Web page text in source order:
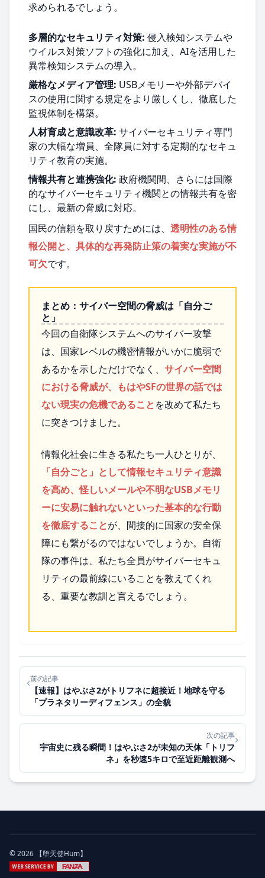
求められるでしょう。
多層的なセキュリティ対策: 侵入検知システムや
ウイルス対策ソフトの強化に加え、AIを活用した
異常検知システムの導入。
厳格なメディア管理: USBメモリーや外部デバイ
スの使用に関する規定をより厳しくし、徹底した
監視体制を構築。
人材育成と意識改革: サイバーセキュリティ専門
家の大幅な増員、全隊員に対する定期的なセキュ
リティ教育の実施。
情報共有と連携強化: 政府機関間、さらには国際
的なサイバーセキュリティ機関との情報共有を密
にし、最新の脅威に対応。
国民の信頼を取り戻すためには、 透明性のある情
報公開と、具体的な再発防止策の着実な実施が不
可欠です。
まとめ：サイバー空間の脅威は「自分ご
と」
今回の自衛隊システムへのサイバー攻撃
は、国家レベルの機密情報がいかに脆弱で
あるかを示しただけでなく、 サイバー空間
における脅威が、もはやSFの世界の話では
ない現実の危機であることを改めて私たち
に突きつけました。
情報化社会に生きる私たち一人ひとりが、
「自分ごと」として情報セキュリティ意識
を高め、怪しいメールや不明なUSBメモリ
ーに安易に触れないといった基本的な行動
を徹底することが、間接的に国家の安全保
障にも繋がるのではないでしょうか。自衛
隊の事件は、私たち全員がサイバーセキュ
リティの最前線にいることを教えてくれ
る、重要な教訓と言えるでしょう。
‹前の記事
【速報】はやぶさ2がトリフネに超接近！地球を守る
「プラネタリーディフェンス」の全貌
次の記事
宇宙史に残る瞬間！はやぶさ2が未知の天体「トリフ
ネ」を秒速5キロで至近距離観測へ
›
© 2026 【堕天使Hum】